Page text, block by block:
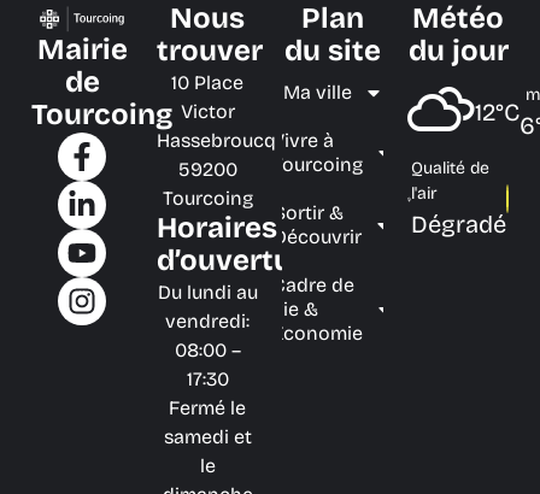
Mairie
de
Tourcoing
Nous
trouver
10 Place
Victor
Hassebroucq
59200
Tourcoing
Horaires
d’ouverture
Du lundi au
vendredi:
08:00 –
17:30
Fermé le
samedi et
le
Plan
du site
Ma ville
Vivre à
Tourcoing
Sortir &
Découvrir
Cadre de
vie &
Économie
Météo
du jour
12°C
Qualité de
l'air
Dégradé